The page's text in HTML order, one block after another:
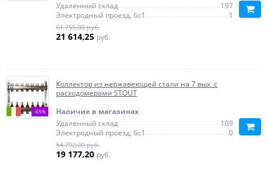
Удаленный склад
197
Электродный проезд, 6с1
1
61 755,00 руб.
21 614,25 руб.
-65%
Коллектор из нержавеющей стали на 7 вых. с
расходомерами STOUT
Наличие в магазинах
Удаленный склад
109
Электродный проезд, 6с1
0
54 792,00 руб.
19 177,20 руб.